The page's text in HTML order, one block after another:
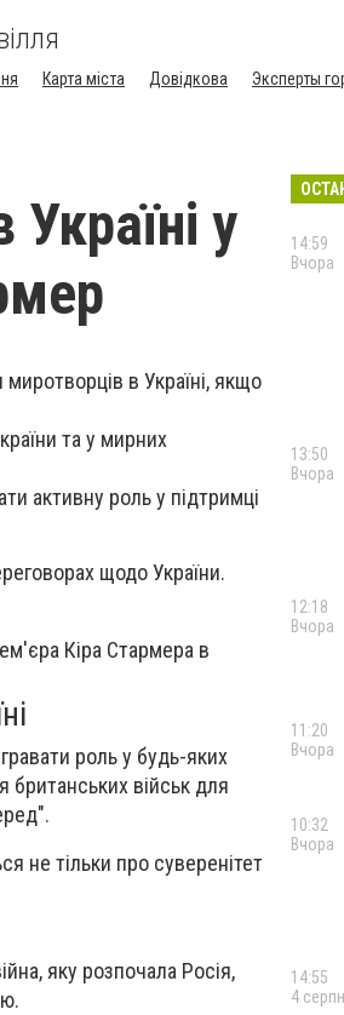
Карта міста Довідкова Эксперты
у
миротворців в Україні, якщо
та у мирних
активну роль у підтримці
щодо України.
Кіра Стармера в
роль у будь-яких
британських військ для
не тільки про суверенітет
яку розпочала Росія,
14:59
Вчора
13:50
Вчора
12:18
Вчора
11:20
Вчора
10:32
Вчора
14:55
4